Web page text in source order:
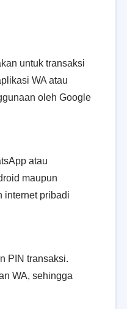
untuk transaksi
WA atau
oleh Google
atau
maupun
internet pribadi
PIN transaksi.
WA, sehingga